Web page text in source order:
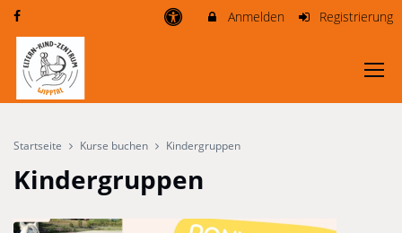
Anmelden Registrierung
Startseite Kurse buchen Kindergruppen
Kindergruppen